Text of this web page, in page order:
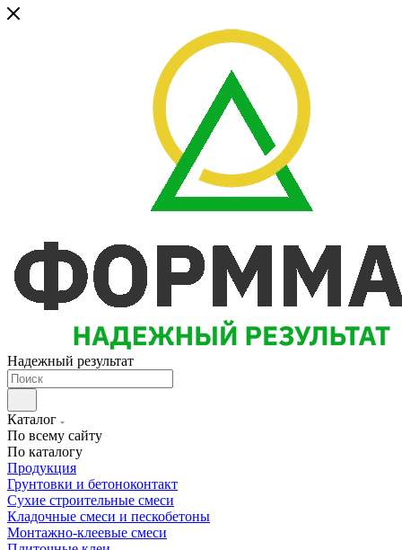
Надежный результат
Каталог
По всему сайту
По каталогу
Продукция
Грунтовки и бетоноконтакт
Сухие строительные смеси
Кладочные смеси и пескобетоны
Монтажно-клеевые смеси